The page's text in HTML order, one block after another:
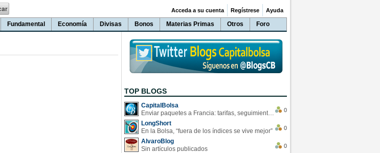
Fundamental Economía Divisas Bonos Materias Primas Otros Foro
Acceda a su cuenta Regístrese Ayuda
TOP BLOGS
CapitalBolsa
Enviar paquetes a Francia: tarifas, seguimiento y ventajas destacadas
0
LongShort
En la Bolsa, “fuera de los índices se vive mejor”
0
AlvaroBlog
Sin artículos publicados
0